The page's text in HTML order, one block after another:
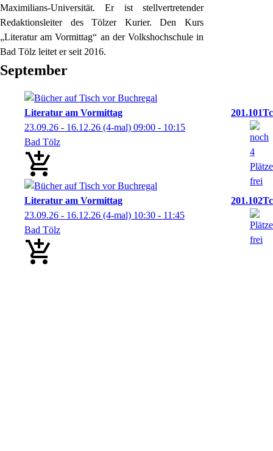
Maximilians-Universität. Er ist stellvertretender
Redaktionsleiter des Tölzer Kurier. Den Kurs
„Literatur am Vormittag“ an der Volkshochschule in
Bad Tölz leitet er seit 2016.
September
Literatur am Vormittag
201.101Tc
23.09.26 - 16.12.26 (4-mal) 09:00 - 10:15
Bad Tölz
Literatur am Vormittag
201.102Tc
23.09.26 - 16.12.26 (4-mal) 10:30 - 11:45
Bad Tölz